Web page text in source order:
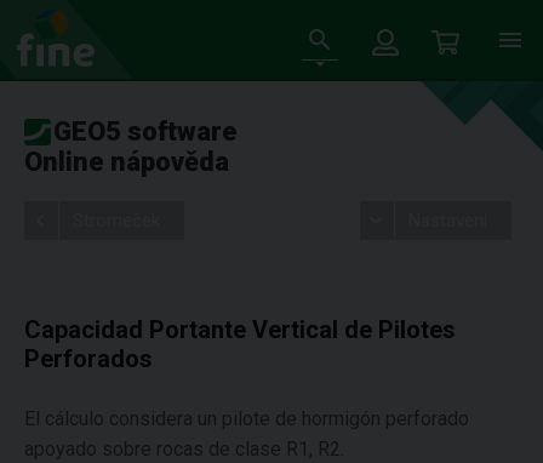
GEO5 software
Online nápověda
Capacidad Portante Vertical de Pilotes
Perforados
El cálculo considera un pilote de hormigón perforado
apoyado sobre rocas de clase R1, R2.